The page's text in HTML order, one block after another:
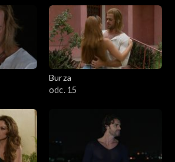
Burza
odc. 15